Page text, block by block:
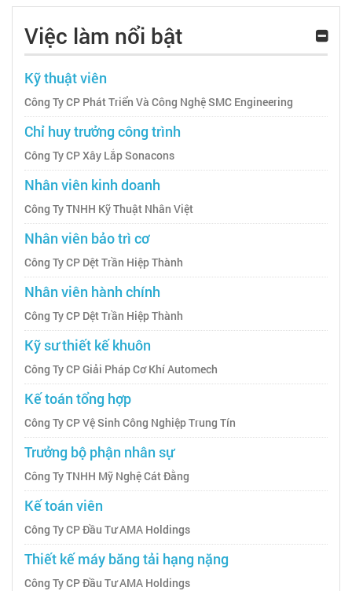
Việc làm nổi bật
Kỹ thuật viên
Công Ty CP Phát Triển Và Công Nghệ SMC Engineering
Chỉ huy trưởng công trình
Công Ty CP Xây Lắp Sonacons
Nhân viên kinh doanh
Công Ty TNHH Kỹ Thuật Nhân Việt
Nhân viên bảo trì cơ
Công Ty CP Dệt Trần Hiệp Thành
Nhân viên hành chính
Công Ty CP Dệt Trần Hiệp Thành
Kỹ sư thiết kế khuôn
Công Ty CP Giải Pháp Cơ Khí Automech
Kế toán tổng hợp
Công Ty CP Vệ Sinh Công Nghiệp Trung Tín
Trưởng bộ phận nhân sự
Công Ty TNHH Mỹ Nghệ Cát Đằng
Kế toán viên
Công Ty CP Đầu Tư AMA Holdings
Thiết kế máy băng tải hạng nặng
Công Ty CP Đầu Tư AMA Holdings